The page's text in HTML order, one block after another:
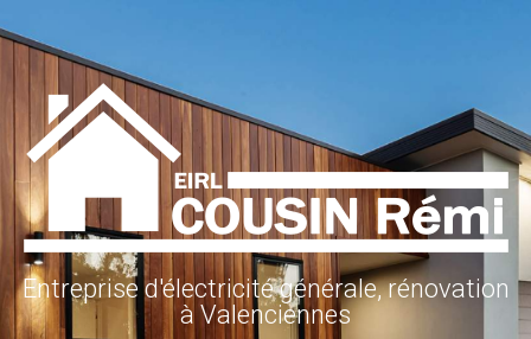
Entreprise d'électricité générale, rénovation
à Valenciennes